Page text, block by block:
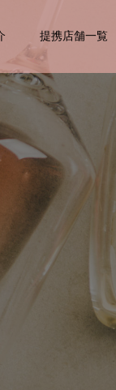
提携店舗一覧
予約